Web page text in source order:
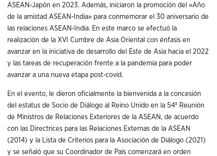
ASEAN-Japón en 2023. Además, iniciaron la promoción del «Año
de la amistad ASEAN-India» para conmemorar el 30 aniversario de
las relaciones ASEAN-India. En este marco se efectuó la
realización de la XVI Cumbre de Asia Oriental con énfasis en
avanzar en la iniciativa de desarrollo del Este de Asia hacia el 2022
y las tareas de recuperación frente a la pandemia para poder
avanzar a una nueva etapa post-covid.
En el evento, le dieron oficialmente la bienvenida a la concesión
del estatus de Socio de Diálogo al Reino Unido en la 54ª Reunión
de Ministros de Relaciones Exteriores de la ASEAN, de acuerdo
con las Directrices para las Relaciones Externas de la ASEAN
(2014) y la Lista de Criterios para la Asociación de Diálogo (2021)
y se señaló que su Coordinador de País comenzará en orden